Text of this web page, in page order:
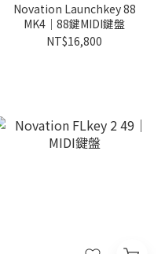
Novation Launchkey 88
MK4｜88鍵MIDI鍵盤
NT$16,800